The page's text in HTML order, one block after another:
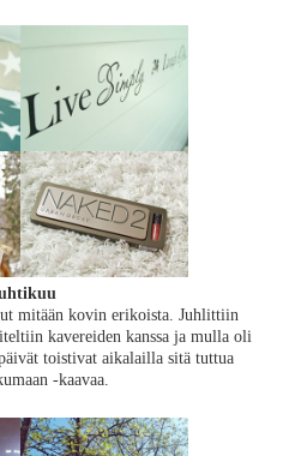
mitään kovin erikoista. Juhlittiin
kavereiden kanssa ja mulla oli
toistivat aikalailla sitä tuttua
-kaavaa.